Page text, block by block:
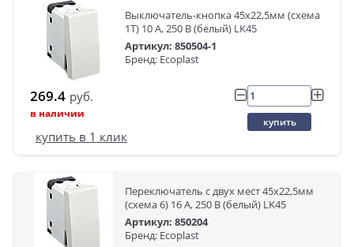
Выключатель-кнопка 45х22,5мм (схема
1T) 10 A, 250 B (белый) LK45
Артикул: 850504-1
Бренд: Ecoplast
269.4 руб.
в наличии
купить
купить в 1 клик
Переключатель с двух мест 45х22,5мм
(схема 6) 16 A, 250 B (белый) LK45
Артикул: 850204
Бренд: Ecoplast